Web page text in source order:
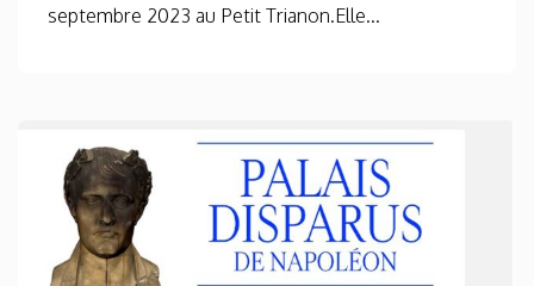
septembre 2023 au Petit Trianon.Elle...